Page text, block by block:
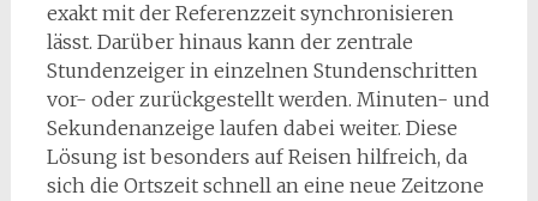
exakt mit der Referenzzeit synchronisieren
lässt. Darüber hinaus kann der zentrale
Stundenzeiger in einzelnen Stundenschritten
vor- oder zurückgestellt werden. Minuten- und
Sekundenanzeige laufen dabei weiter. Diese
Lösung ist besonders auf Reisen hilfreich, da
sich die Ortszeit schnell an eine neue Zeitzone